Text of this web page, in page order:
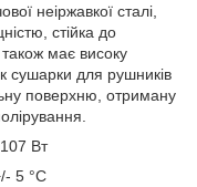
неіржавкої сталі,
стійка до
має високу
сушарки для рушників
поверхню, отриману
Вт
5 °C